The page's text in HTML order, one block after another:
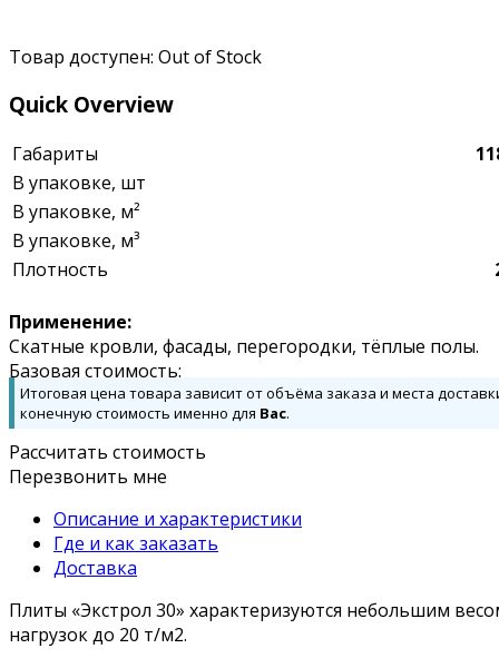
Товар доступен: Out of Stock
Quick Overview
Габариты
В упаковке, шт
В упаковке, м²
В упаковке, м³
Плотность
Применение:
Скатные кровли, фасады, перегородки, тёплые полы.
Базовая стоимость:
Итоговая цена товара зависит от объёма заказа и места
конечную стоимость именно для Вас.
Рассчитать стоимость
Перезвонить мне
Описание и характеристики
Где и как заказать
Доставка
Плиты «Экстрол 30» характеризуются небольшим
нагрузок до 20 т/м2.